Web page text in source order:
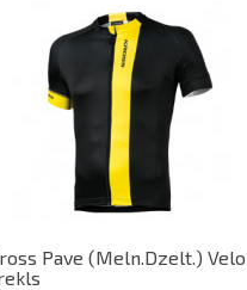
Pave (Meln.Dzelt.) Velo